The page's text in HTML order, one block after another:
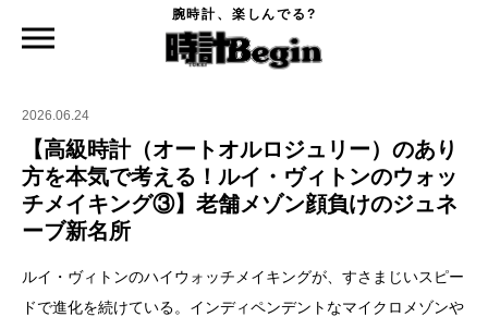
腕時計、楽しんでる?
【高級時計（オートオルロジュリー）のあり方を本気で考える！ルイ・ヴィトンのウ
ォッチメイキング③】老舗メゾン顔負けのジュネーブ新名所
2026.06.24
【高級時計（オートオルロジュリー）のあり
方を本気で考える！ルイ・ヴィトンのウォッ
チメイキング③】老舗メゾン顔負けのジュネ
ーブ新名所
ルイ・ヴィトンのハイウォッチメイキングが、すさまじいスピー
ドで進化を続けている。インディペンデントなマイクロメゾンや